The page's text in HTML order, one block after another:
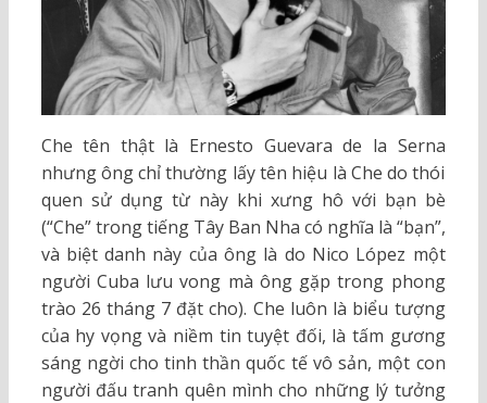
Che tên thật là Ernesto Guevara de la Serna
nhưng ông chỉ thường lấy tên hiệu là Che do thói
quen sử dụng từ này khi xưng hô với bạn bè
(“Che” trong tiếng Tây Ban Nha có nghĩa là “bạn”,
và biệt danh này của ông là do Nico López một
người Cuba lưu vong mà ông gặp trong phong
trào 26 tháng 7 đặt cho). Che luôn là biểu tượng
của hy vọng và niềm tin tuyệt đối, là tấm gương
sáng ngời cho tinh thần quốc tế vô sản, một con
người đấu tranh quên mình cho những lý tưởng